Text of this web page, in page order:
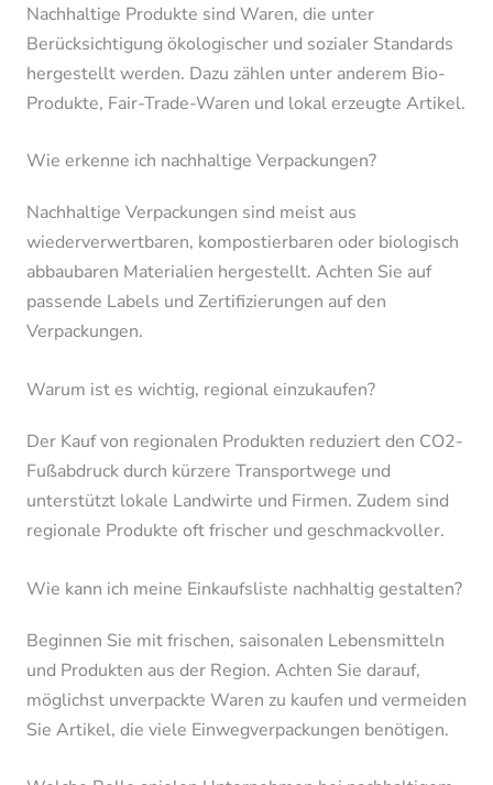
Nachhaltige Produkte sind Waren, die unter
Berücksichtigung ökologischer und sozialer Standards
hergestellt werden. Dazu zählen unter anderem Bio-
Produkte, Fair-Trade-Waren und lokal erzeugte Artikel.
Wie erkenne ich nachhaltige Verpackungen?
Nachhaltige Verpackungen sind meist aus
wiederverwertbaren, kompostierbaren oder biologisch
abbaubaren Materialien hergestellt. Achten Sie auf
passende Labels und Zertifizierungen auf den
Verpackungen.
Warum ist es wichtig, regional einzukaufen?
Der Kauf von regionalen Produkten reduziert den CO2-
Fußabdruck durch kürzere Transportwege und
unterstützt lokale Landwirte und Firmen. Zudem sind
regionale Produkte oft frischer und geschmackvoller.
Wie kann ich meine Einkaufsliste nachhaltig gestalten?
Beginnen Sie mit frischen, saisonalen Lebensmitteln
und Produkten aus der Region. Achten Sie darauf,
möglichst unverpackte Waren zu kaufen und vermeiden
Sie Artikel, die viele Einwegverpackungen benötigen.